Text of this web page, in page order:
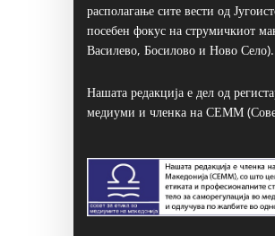
располагање сите вести од
посебен фокус на струмичкиот
Василево, Босилово и Ново Село).
Нашата редакција е дел од
медиуми и членка на СЕММ